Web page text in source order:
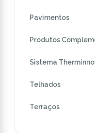
Pavimentos
Produtos
Sistema
Telhados
Terraços